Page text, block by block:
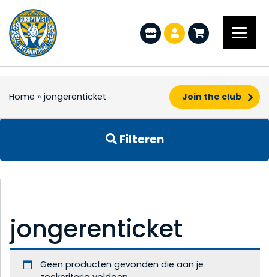
Home » jongerenticket Join the club
Filteren
jongerenticket
Geen producten gevonden die aan je